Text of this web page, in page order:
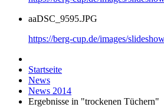
aaDSC_9595.JPG
https://berg-cup.de/images/
Startseite
News
News 2014
Ergebnisse in "trockenen Tüchern"